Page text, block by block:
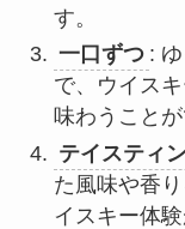
す。
一口ずつ :
で、ウイス
味わうことが
テイスティ
た風味や香
イスキー体験